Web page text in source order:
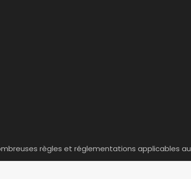
règles et réglementations applicables